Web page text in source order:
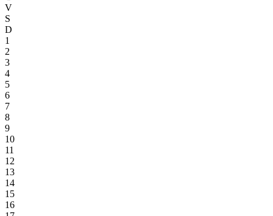
V
S
D
1
2
3
4
5
6
7
8
9
10
11
12
13
14
15
16